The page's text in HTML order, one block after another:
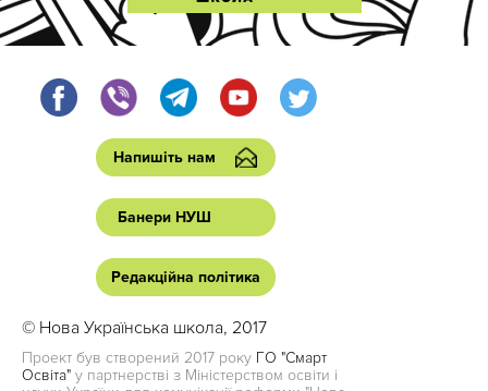
Напишіть нам
Банери НУШ
Редакційна політика
© Нова Українська школа, 2017
Проект був створений 2017 року ГО "Смарт
Освіта" у партнерстві з Міністерством освіти і